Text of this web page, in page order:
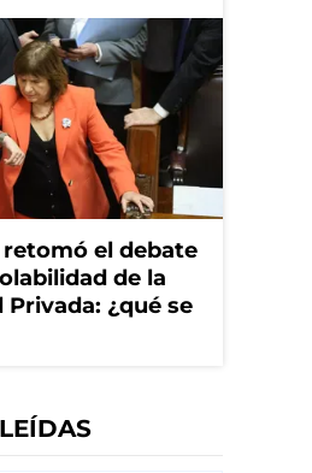
retomó el debate
de la
Privada: ¿qué se